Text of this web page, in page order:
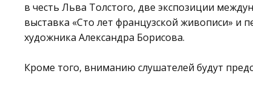
в честь Льва Толстого, две экспозиции
выставка «Сто лет французской живописи» и
художника Александра Борисова.
Кроме того, вниманию слушателей будут